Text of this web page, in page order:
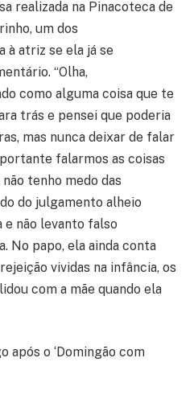
realizada na Pinacoteca de
um dos
atriz se ela já se
“Olha,
como alguma coisa que te
trás e pensei que poderia
mas nunca deixar de falar
falarmos as coisas
tenho medo das
do julgamento alheio
e não levanto falso
No papo, ela ainda conta
vividas na infância, os
com a mãe quando ela
após o ‘Domingão com